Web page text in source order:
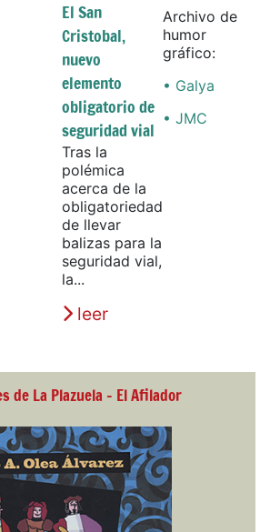
El San
Cristobal,
nuevo
elemento
obligatorio de
seguridad vial
Tras la
polémica
acerca de la
obligatoriedad
de llevar
balizas para la
seguridad vial,
la...
leer
Archivo de
humor
gráfico:
• Galya
• JMC
de La Plazuela - El Afilador